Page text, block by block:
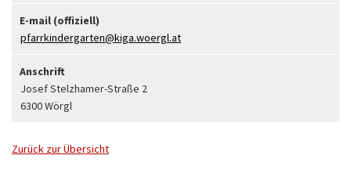
E-mail (offiziell)
pfarrkindergarten@kiga.woergl.at
Anschrift
Josef Stelzhamer-Straße 2
6300 Wörgl
Zurück zur Übersicht